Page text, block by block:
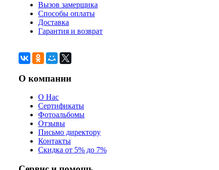
Вызов замерщика
Способы оплаты
Доставка
Гарантия и возврат
О компании
О Нас
Сертификаты
Фотоальбомы
Отзывы
Письмо директору
Контакты
Скидка от 5% до 7%